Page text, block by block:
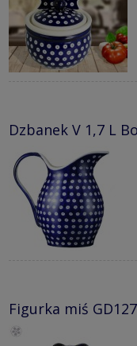
Dzbanek V 1,7 L
Figurka miś